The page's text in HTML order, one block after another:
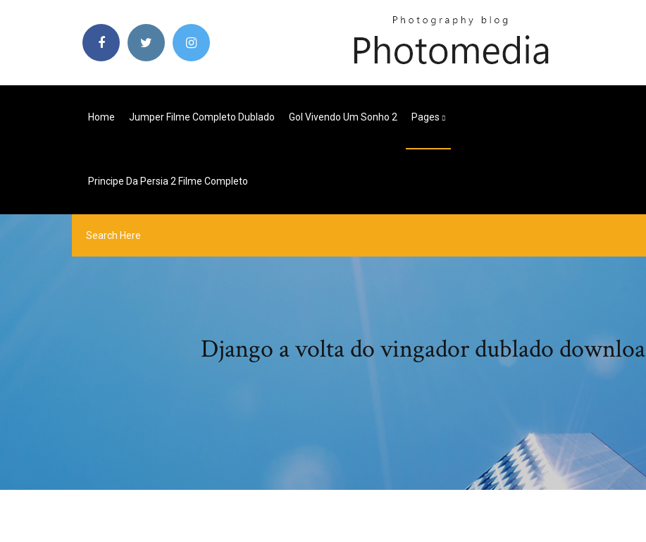
Home Jumper Filme Completo Dublado Gol Vivendo Um Sonho 2 Pages
Principe Da Persia 2 Filme Completo
Django a volta do vingador dublado